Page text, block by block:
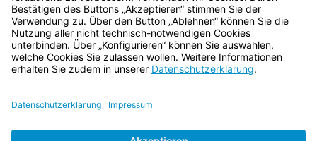
Bayern.de
BayernPortal
Impressum